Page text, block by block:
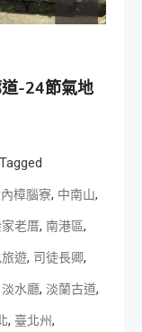
道-24節氣地
Tagged
樟腦寮, 中南山,
老厝, 南港區,
遊, 司徒長卿,
淡水廳, 淡蘭古道,
, 臺北州,